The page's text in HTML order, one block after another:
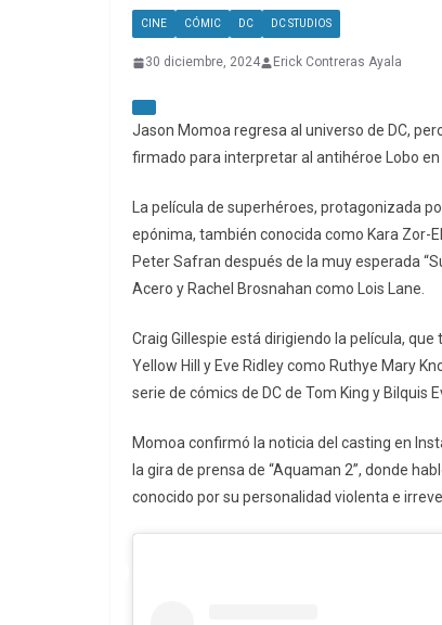
CINE CÓMIC DC DC STUDIOS
30 diciembre, 2024 Erick Contreras Ayala
Jason Momoa regresa al universo de DC,
firmado para interpretar al antihéroe Lobo en
La película de superhéroes, protagonizada
epónima, también conocida como Kara Zor-
Peter Safran después de la muy esperada
Acero y Rachel Brosnahan como Lois Lane.
Craig Gillespie está dirigiendo la película,
Yellow Hill y Eve Ridley como Ruthye Mary
serie de cómics de DC de Tom King y Bilquis
Momoa confirmó la noticia del casting en
la gira de prensa de “Aquaman 2”, donde
conocido por su personalidad violenta e